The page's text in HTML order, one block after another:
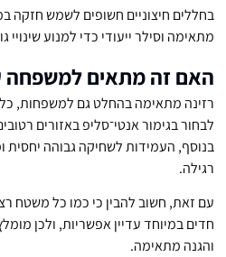
בחללים חיצוניים חשופים לשמש חזקה
מתאימה וסילר ייעודי כדי למנוע שינויי
האם זה מתאים למשפחה
רזינה מתאימה בהחלט גם למשפחות, כל
לבחור בגימור אנטי־סליפ באזורים
בנוסף, העמידות לשחיקה גבוהה יחסית
רגילה.
עם זאת, חשוב להבין כי כמו כל משטח
חדים במיוחד עדיין אפשריות, ולכן
והגנה מתאימה.